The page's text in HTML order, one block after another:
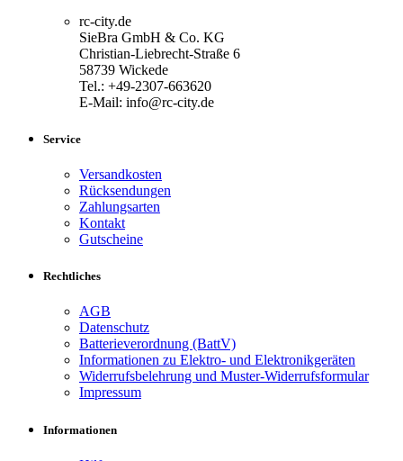
rc-city.de
SieBra GmbH & Co. KG
Christian-Liebrecht-Straße 6
58739 Wickede
Tel.: +49-2307-663620
E-Mail: info@rc-city.de
Service
Versandkosten
Rücksendungen
Zahlungsarten
Kontakt
Gutscheine
Rechtliches
AGB
Datenschutz
Batterieverordnung (BattV)
Informationen zu Elektro- und Elektronikgeräten
Widerrufsbelehrung und Muster-Widerrufsformular
Impressum
Informationen